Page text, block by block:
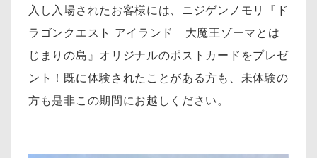
入し入場されたお客様には、ニジゲンノモリ『ド
ラゴンクエスト アイランド 大魔王ゾーマとは
じまりの島』オリジナルのポストカードをプレゼ
ント！既に体験されたことがある方も、未体験の
方も是非この期間にお越しください。